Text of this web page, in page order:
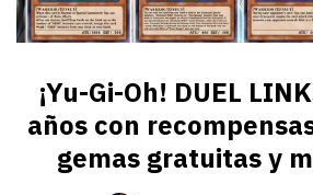
¡Yu-Gi-Oh! DUEL
años con
gemas gratuitas y